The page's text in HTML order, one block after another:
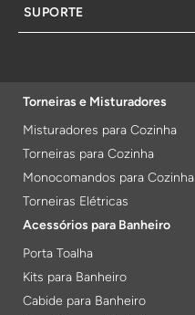
SUPORTE
Torneiras e Misturadores
Misturadores para Cozinha
Torneiras para Cozinha
Monocomandos para Cozinha
Torneiras Elétricas
Acessórios para Banheiro
Porta Toalha
Kits para Banheiro
Cabide para Banheiro